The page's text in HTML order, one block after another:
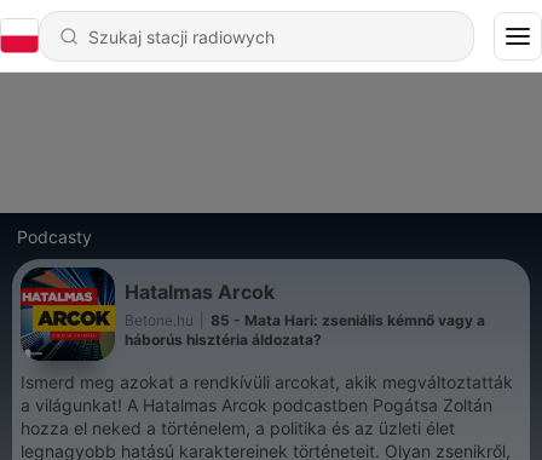
Podcasty
Hatalmas Arcok
Betone.hu
85 - Mata Hari: zseniális kémnő vagy a
háborús hisztéria áldozata?
Ismerd meg azokat a rendkívüli arcokat, akik megváltoztatták
a világunkat! A Hatalmas Arcok podcastben Pogátsa Zoltán
hozza el neked a történelem, a politika és az üzleti élet
legnagyobb hatású karaktereinek történeteit. Olyan zsenikről,